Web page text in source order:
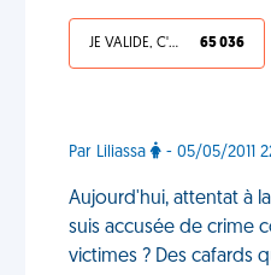
JE VALIDE, C'EST UNE VDM 65 036
Par Liliassa - 05/05/2011
Aujourd'hui, attentat à
suis accusée de crime
victimes ? Des cafards